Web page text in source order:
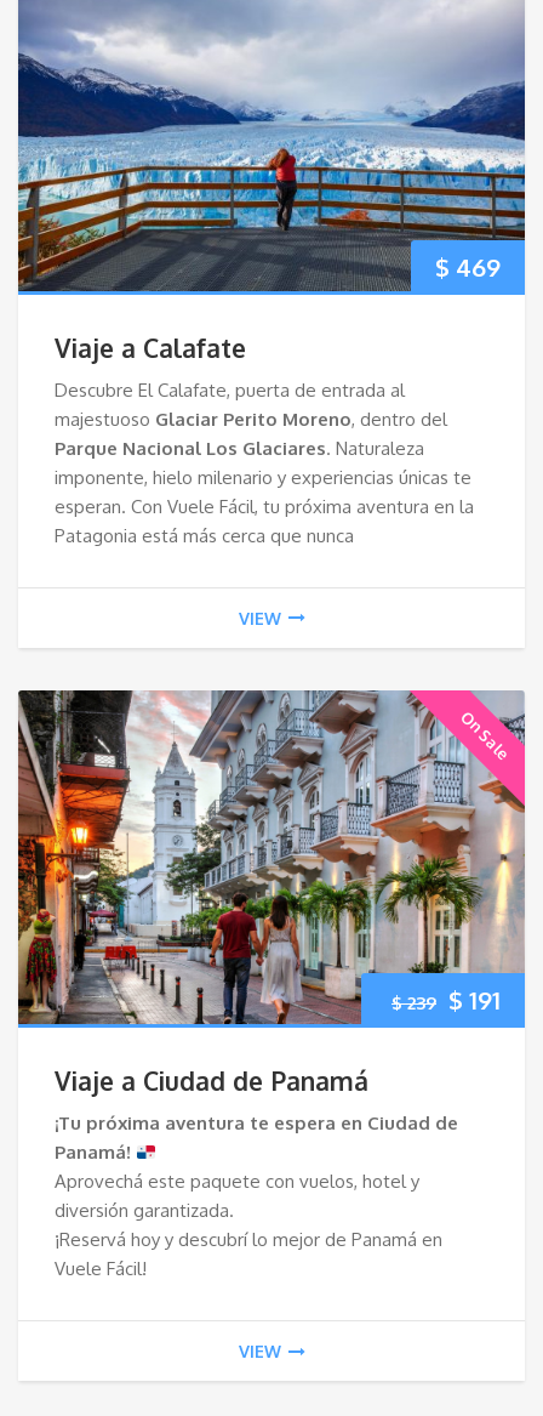
$ 469
Viaje a Calafate
Descubre El Calafate, puerta de entrada al
majestuoso Glaciar Perito Moreno, dentro del
Parque Nacional Los Glaciares. Naturaleza
imponente, hielo milenario y experiencias únicas te
esperan. Con Vuele Fácil, tu próxima aventura en la
Patagonia está más cerca que nunca
VIEW
On Sale
$239 El
$ 191
Viaje a Ciudad de Panamá
¡Tu próxima aventura te espera en Ciudad de
Panamá!
Aprovechá este paquete con vuelos, hotel y
diversión garantizada.
¡Reservá hoy y descubrí lo mejor de Panamá en
Vuele Fácil!
VIEW